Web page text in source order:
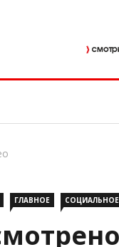
ГЛАВНОЕ СОЦИАЛЬНОЕ